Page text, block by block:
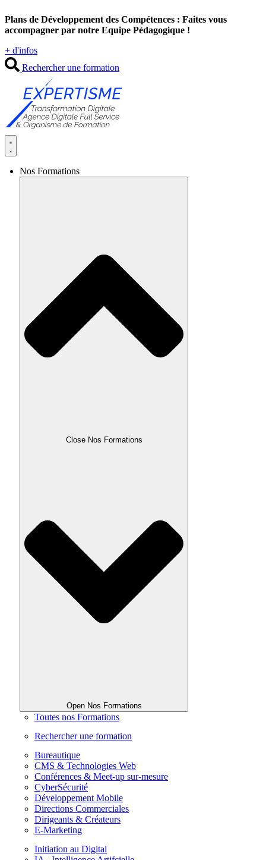
au
contenu
Plans de Développement des Compétences : Faites vous
accompagner par notre Equipe Pédagogique !
+ d'infos
Rechercher une formation
Nos Formations
Close Nos Formations
Open Nos Formations
Toutes nos Formations
Rechercher une formation
Bureautique
CMS & Technologies Web
Conférences & Meet-up sur-mesure
CyberSécurité
Développement Mobile
Directions Commerciales
Dirigeants & Créateurs
E-Marketing
Initiation au Digital